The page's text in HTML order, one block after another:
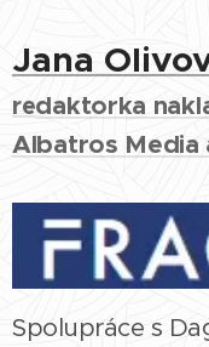
Jana
redaktorka
Albatros Media
Spolupráce s